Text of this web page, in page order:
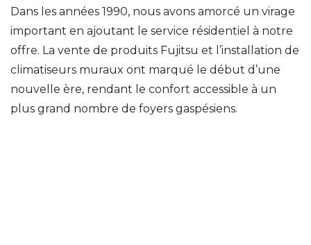
Dans les années 1990, nous avons amorcé un virage
important en ajoutant le service résidentiel à notre
offre. La vente de produits Fujitsu et l’installation de
climatiseurs muraux ont marqué le début d’une
nouvelle ère, rendant le confort accessible à un
plus grand nombre de foyers gaspésiens.